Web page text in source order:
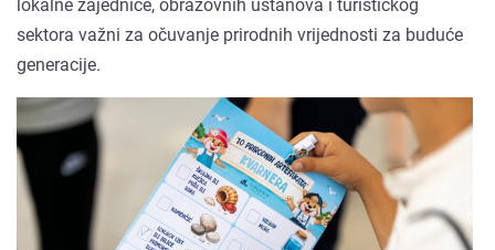
lokalne zajednice, obrazovnih ustanova i turističkog
sektora važni za očuvanje prirodnih vrijednosti za buduće
generacije.